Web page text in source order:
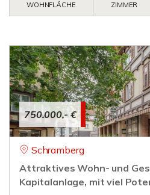
WOHNFLÄCHE
ZIMMER
750.000,- €
Schramberg
Attraktives Wohn- und
Kapitalanlage, mit viel